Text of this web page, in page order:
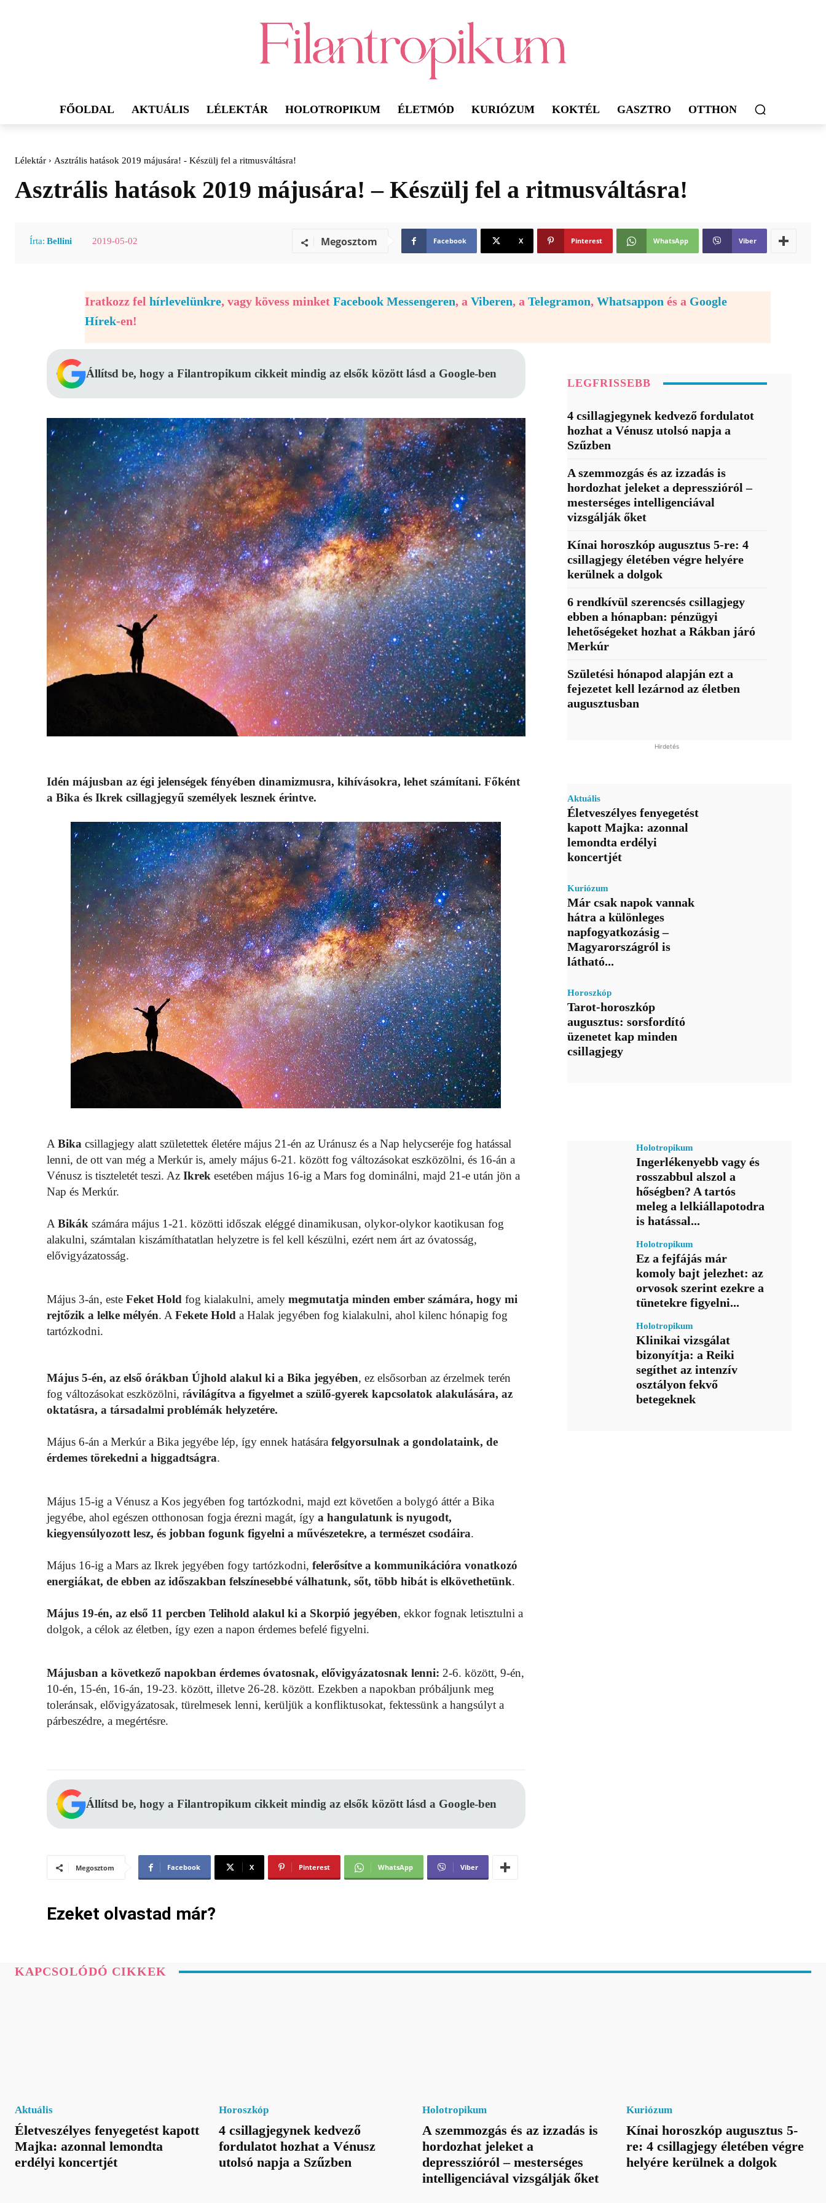
FŐOLDAL AKTUÁLIS LÉLEKTÁR HOLOTROPIKUM ÉLETMÓD KURIÓZUM KOKTÉL GASZTRO OTTHON
Lélektár Asztrális hatások 2019 májusára! - Készülj fel a ritmusváltásra!
Asztrális hatások 2019 májusára! – Készülj fel a ritmusváltásra!
Írta: Bellini 2019-05-02 Megosztom Facebook X Pinterest WhatsApp Viber
Iratkozz fel hírlevelünkre, vagy kövess minket Facebook Messengeren, a Viberen, a Telegramon, Whatsappon és a Google
Hírek-en!
Állítsd be, hogy a Filantropikum cikkeit mindig az elsők között lásd a Google-ben
Idén májusban az égi jelenségek fényében dinamizmusra, kihívásokra, lehet számítani. Főként
a Bika és Ikrek csillagjegyű személyek lesznek érintve.
ABika csillagjegy alatt születettek életére május 21-én az Uránusz és a Nap helycseréje fog hatással
lenni, de ott van még a Merkúr is, amely május 6-21. között fog változásokat eszközölni, és 16-án a
Vénusz is tiszteletét teszi. Az Ikrek esetében május 16-ig a Mars fog dominálni, majd 21-e után jön a
Nap és Merkúr.
ABikák számára május 1-21. közötti időszak eléggé dinamikusan, olykor-olykor kaotikusan fog
alakulni, számtalan kiszámíthatatlan helyzetre is fel kell készülni, ezért nem árt az óvatosság,
elővigyázatosság.
Május 3-án, este Feket Hold fog kialakulni, amely megmutatja minden ember számára, hogy mi
rejtőzik a lelke mélyén. AFekete Hold a Halak jegyében fog kialakulni, ahol kilenc hónapig fog
tartózkodni.
Május 5-én, az első órákban Újhold alakul ki a Bika jegyében, ez elsősorban az érzelmek terén
fog változásokat eszközölni, rávilágítva a figyelmet a szülő-gyerek kapcsolatok alakulására, az
oktatásra, a társadalmi problémák helyzetére.
Május 6-án a Merkúr a Bika jegyébe lép, így ennek hatására felgyorsulnak a gondolataink, de
érdemes törekedni a higgadtságra.
Május 15-ig a Vénusz a Kos jegyében fog tartózkodni, majd ezt követően a bolygó áttér a Bika
jegyébe, ahol egészen otthonosan fogja érezni magát, így a hangulatunk is nyugodt,
kiegyensúlyozott lesz, és jobban fogunk figyelni a művészetekre, a természet csodáira.
Május 16-ig a Mars az Ikrek jegyében fogy tartózkodni, felerősítve a kommunikációra vonatkozó
energiákat, de ebben az időszakban felszínesebbé válhatunk, sőt, több hibát is elkövethetünk.
Május 19-én, az első 11 percben Telihold alakul ki a Skorpió jegyében, ekkor fognak letisztulni a
dolgok, a célok az életben, így ezen a napon érdemes befelé figyelni.
Májusban a következő napokban érdemes óvatosnak, elővigyázatosnak lenni: 2-6. között, 9-én,
10-én, 15-én, 16-án, 19-23. között, illetve 26-28. között. Ezekben a napokban próbáljunk meg
toleránsak, elővigyázatosak, türelmesek lenni, kerüljük a konfliktusokat, fektessünk a hangsúlyt a
párbeszédre, a megértésre.
Állítsd be, hogy a Filantropikum cikkeit mindig az elsők között lásd a Google-ben
Megosztom Facebook X Pinterest WhatsApp Viber
Ezeket olvastad már?
LEGFRISSEBB
4 csillagjegynek kedvező fordulatot
hozhat a Vénusz utolsó napja a
Szűzben
A szemmozgás és az izzadás is
hordozhat jeleket a depresszióról –
mesterséges intelligenciával
vizsgálják őket
Kínai horoszkóp augusztus 5-re: 4
csillagjegy életében végre helyére
kerülnek a dolgok
6 rendkívül szerencsés csillagjegy
ebben a hónapban: pénzügyi
lehetőségeket hozhat a Rákban járó
Merkúr
Születési hónapod alapján ezt a
fejezetet kell lezárnod az életben
augusztusban
Hirdetés
Aktuális
Életveszélyes fenyegetést
kapott Majka: azonnal
lemondta erdélyi
koncertjét
Kuriózum
Már csak napok vannak
hátra a különleges
napfogyatkozásig –
Magyarországról is
látható...
Horoszkóp
Tarot-horoszkóp
augusztus: sorsfordító
üzenetet kap minden
csillagjegy
Holotropikum
Ingerlékenyebb vagy és
rosszabbul alszol a
hőségben? A tartós
meleg a lelkiállapotodra
is hatással...
Holotropikum
Ez a fejfájás már
komoly bajt jelezhet: az
orvosok szerint ezekre a
tünetekre figyelni...
Holotropikum
Klinikai vizsgálat
bizonyítja: a Reiki
segíthet az intenzív
osztályon fekvő
betegeknek
KAPCSOLÓDÓ CIKKEK
Aktuális
Életveszélyes fenyegetést kapott
Majka: azonnal lemondta
erdélyi koncertjét
Horoszkóp
4 csillagjegynek kedvező
fordulatot hozhat a Vénusz
utolsó napja a Szűzben
Holotropikum
A szemmozgás és az izzadás is
hordozhat jeleket a
depresszióról – mesterséges
intelligenciával vizsgálják őket
Kuriózum
Kínai horoszkóp augusztus 5-
re: 4 csillagjegy életében végre
helyére kerülnek a dolgok